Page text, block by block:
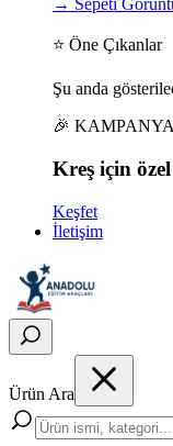
→ Sepeti
⭐ Öne Çıkanlar
Şu anda
🎉 KAMPANYA
Kreş için özel
Keşfet
İletişim
Ürün Ara